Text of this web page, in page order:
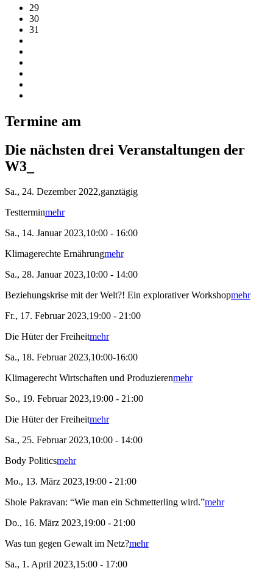
29
30
31
Termine am
Die nächsten drei Veranstaltungen der
W3_
Sa., 24. Dezember 2022,ganztägig
Testterminmehr
Sa., 14. Januar 2023,10:00 - 16:00
Klimagerechte Ernährungmehr
Sa., 28. Januar 2023,10:00 - 14:00
Beziehungskrise mit der Welt?! Ein explorativer Workshopmehr
Fr., 17. Februar 2023,19:00 - 21:00
Die Hüter der Freiheitmehr
Sa., 18. Februar 2023,10:00-16:00
Klimagerecht Wirtschaften und Produzierenmehr
So., 19. Februar 2023,19:00 - 21:00
Die Hüter der Freiheitmehr
Sa., 25. Februar 2023,10:00 - 14:00
Body Politicsmehr
Mo., 13. März 2023,19:00 - 21:00
Shole Pakravan: “Wie man ein Schmetterling wird.”mehr
Do., 16. März 2023,19:00 - 21:00
Was tun gegen Gewalt im Netz?mehr
Sa., 1. April 2023,15:00 - 17:00